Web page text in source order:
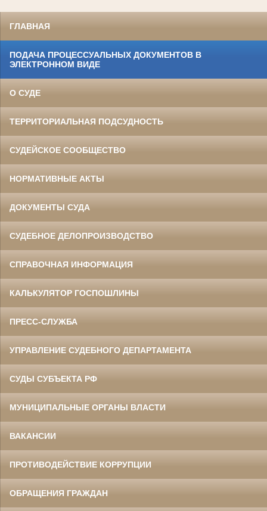
ГЛАВНАЯ
ПОДАЧА ПРОЦЕССУАЛЬНЫХ ДОКУМЕНТОВ В
ЭЛЕКТРОННОМ ВИДЕ
О СУДЕ
ТЕРРИТОРИАЛЬНАЯ ПОДСУДНОСТЬ
СУДЕЙСКОЕ СООБЩЕСТВО
НОРМАТИВНЫЕ АКТЫ
ДОКУМЕНТЫ СУДА
СУДЕБНОЕ ДЕЛОПРОИЗВОДСТВО
СПРАВОЧНАЯ ИНФОРМАЦИЯ
КАЛЬКУЛЯТОР ГОСПОШЛИНЫ
ПРЕСС-СЛУЖБА
УПРАВЛЕНИЕ СУДЕБНОГО ДЕПАРТАМЕНТА
СУДЫ СУБЪЕКТА РФ
МУНИЦИПАЛЬНЫЕ ОРГАНЫ ВЛАСТИ
ВАКАНСИИ
ПРОТИВОДЕЙСТВИЕ КОРРУПЦИИ
ОБРАЩЕНИЯ ГРАЖДАН